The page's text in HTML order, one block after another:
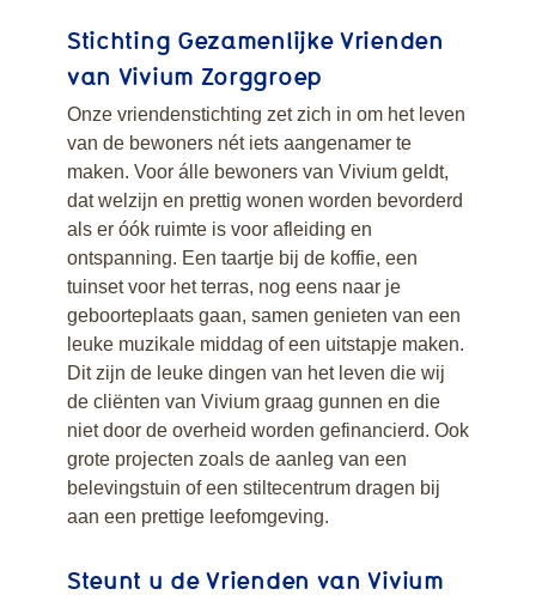
wonen, met of
zonder zorg?
Zorg aan huis -
Volledig Pakket
Activiteiten en
Restaurants
Wat zeggen
bewoners over
Zorgeloos wonen?
Kwaliteit
Stichting Gezamenlijke Vrienden
van Vivium Zorggroep
Onze vriendenstichting zet zich in om het leven
van de bewoners nét iets aangenamer te
maken. Voor álle bewoners van Vivium geldt,
dat welzijn en prettig wonen worden bevorderd
als er óók ruimte is voor afleiding en
ontspanning. Een taartje bij de koffie, een
tuinset voor het terras, nog eens naar je
geboorteplaats gaan, samen genieten van een
leuke muzikale middag of een uitstapje maken.
Dit zijn de leuke dingen van het leven die wij
de cliënten van Vivium graag gunnen en die
niet door de overheid worden gefinancierd. Ook
grote projecten zoals de aanleg van een
belevingstuin of een stiltecentrum dragen bij
aan een prettige leefomgeving.
Steunt u de Vrienden van Vivium